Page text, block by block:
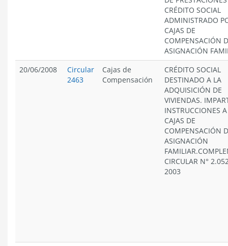
CRÉDITO SOCIAL
ADMINISTRADO
CAJAS DE
COMPENSACIÓN
ASIGNACIÓN
20/06/2008
Circular
2463
Cajas de
Compensación
CRÉDITO SOCIAL
DESTINADO A LA
ADQUISICIÓN DE
VIVIENDAS.
INSTRUCCIONES
CAJAS DE
COMPENSACIÓN
ASIGNACIÓN
CIRCULAR N°
2003